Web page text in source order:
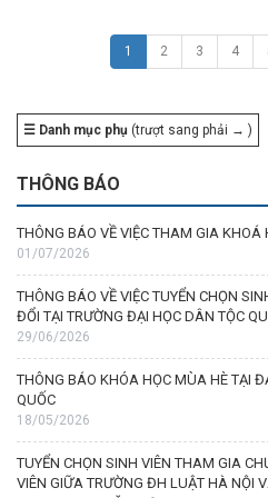
1 2 3 4
☰ Danh mục phụ (trượt sang phải → )
THÔNG BÁO
THÔNG BÁO VỀ VIỆC THAM GIA KHOÁ
01/07/2026
THÔNG BÁO VỀ VIỆC TUYỂN CHỌN
ĐỔI TẠI TRƯỜNG ĐẠI HỌC DÂN TỘC
29/06/2026
THÔNG BÁO KHÓA HỌC MÙA HÈ TẠI
QUỐC
18/05/2026
TUYỂN CHỌN SINH VIÊN THAM GIA
VIÊN GIỮA TRƯỜNG ĐH LUẬT HÀ NỘI